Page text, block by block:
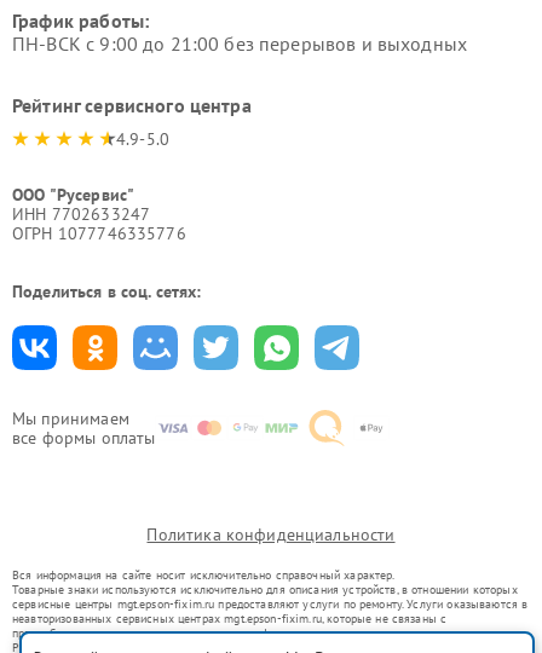
Мы принимаем
все формы оплаты
График работы:
ПН-ВСК с 9:00 до 21:00 без перерывов и выходных
Рейтинг сервисного центра
4.9-5.0
ООО "Русервис"
ИНН 7702633247
ОГРН 1077746335776
Поделиться в соц. сетях:
Политика конфиденциальности
Вся информация на сайте носит исключительно справочный характер.
Товарные знаки используются исключительно для описания устройств, в отношении которых
сервисные центры mgt.epson-fixim.ru предоставляют услуги по ремонту. Услуги оказываются в
неавторизованных сервисных центрах mgt.epson-fixim.ru, которые не связаны с
правообладателями товарных знаков или их официальными представителями.
Ремонт осуществляется для устройств, уже введенных в гражданский оборот в соответствии